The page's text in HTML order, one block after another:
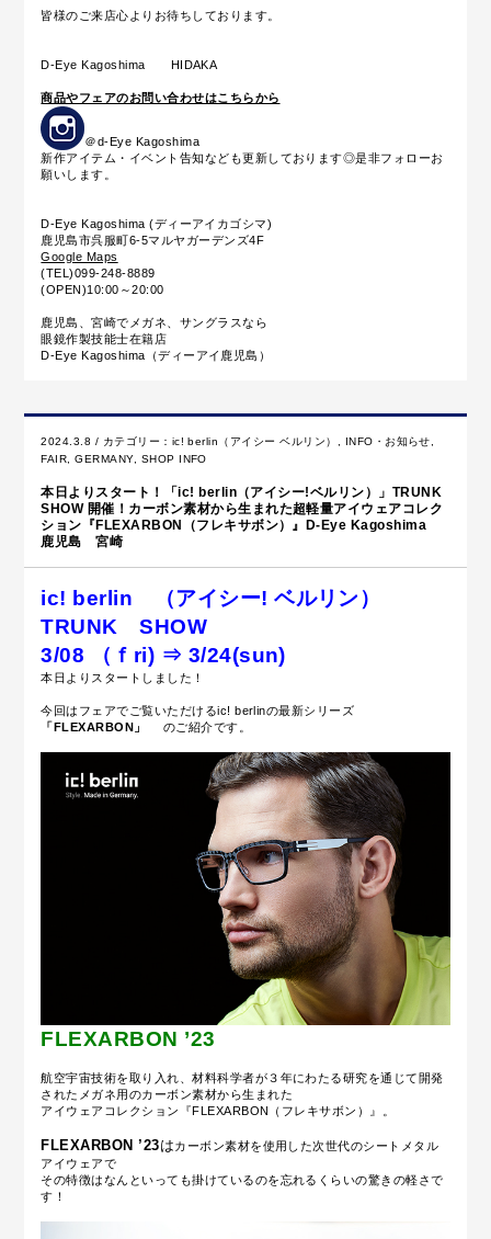
皆様のご来店心よりお待ちしております。
D-Eye Kagoshima HIDAKA
商品やフェアのお問い合わせはこちらから
＠d-Eye Kagoshima
新作アイテム・イベント告知なども更新しております◎是非フォローお
願いします。
D-Eye Kagoshima (ディーアイカゴシマ)
鹿児島市呉服町6-5マルヤガーデンズ4F
Google Maps
(TEL)099-248-8889
(OPEN)10:00～20:00
鹿児島、宮崎でメガネ、サングラスなら
眼鏡作製技能士在籍店
D-Eye Kagoshima（ディーアイ鹿児島）
2024.3.8 / カテゴリー： ic! berlin（アイシー ベルリン） INFO・お知らせ
FAIR ,GERMANY, SHOP INFO
本日よりスタート！「ic! berlin（アイシー!ベルリン）」TRUNK
SHOW 開催！カーボン素材から生まれた超軽量アイウェアコレク
ション『FLEXARBON（フレキサボン）』D-Eye Kagoshima
鹿児島 宮崎
ic! berlin （アイシー! ベルリン）
TRUNK SHOW
3/08 （ｆri) ⇒ 3/24(sun)
本日よりスタートしました！
今回はフェアでご覧いただけるic! berlinの最新シリーズ
「FLEXARBON」 のご紹介です。
FLEXARBON ’23
航空宇宙技術を取り入れ、材料科学者が３年にわたる研究を通じて開発
されたメガネ用のカーボン素材から生まれた
アイウェアコレクション『FLEXARBON（フレキサボン）』。
FLEXARBON ’23はカーボン素材を使用した次世代のシートメタル
アイウェアで
その特徴はなんといっても掛けているのを忘れるくらいの驚きの軽さで
す！